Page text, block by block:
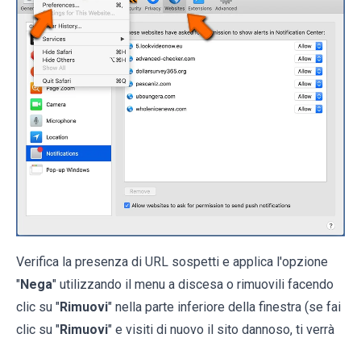
Verifica la presenza di URL sospetti e applica l'opzione
"Nega" utilizzando il menu a discesa o rimuovili facendo
clic su "Rimuovi" nella parte inferiore della finestra (se fai
clic su "Rimuovi" e visiti di nuovo il sito dannoso, ti verrà